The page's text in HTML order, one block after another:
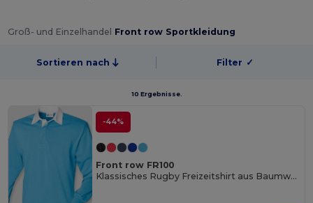
Groß- und Einzelhandel Front row Sportkleidung
Sortieren nach Filter ✓
10 Ergebnisse.
-44%
Front row FR100
Klassisches Rugby Freizeitshirt aus Baumwolle